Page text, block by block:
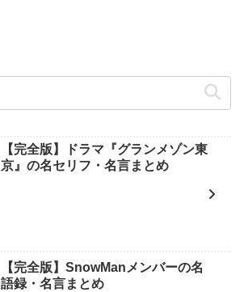
【完全版】ドラマ『グランメゾン東
京』の名セリフ・名言まとめ
【完全版】SnowManメンバーの名
語録・名言まとめ